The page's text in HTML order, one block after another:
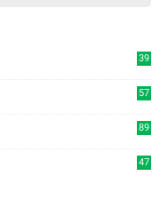
39
57
89
47